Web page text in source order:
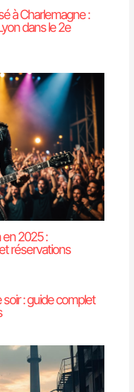
à Charlemagne :
dans le 2e
2025 :
réservations
: guide complet